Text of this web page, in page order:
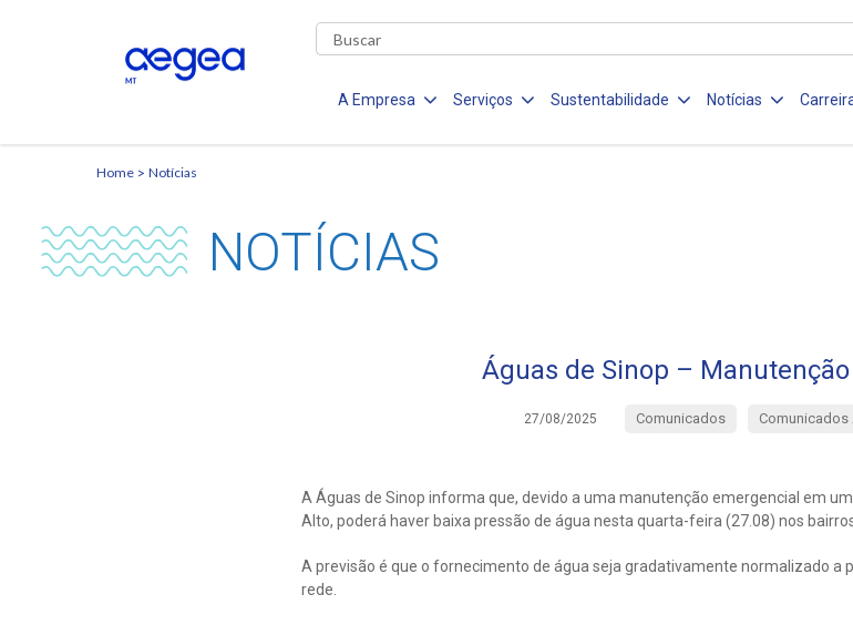
A Empresa Serviços Sustentabilidade Notícias
Home Notícias
NOTÍCIAS
Águas de Sinop –
27/08/2025 Comunicados Comunicados
A Águas de Sinop informa que, devido a uma manutenção emergencial em
Alto, poderá haver baixa pressão de água nesta quarta-feira (27.08) nos
A previsão é que o fornecimento de água seja gradativamente normalizado a
rede.